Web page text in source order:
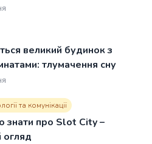
великий будинок з
тлумачення сну
та комунікації
знати про Slot City –